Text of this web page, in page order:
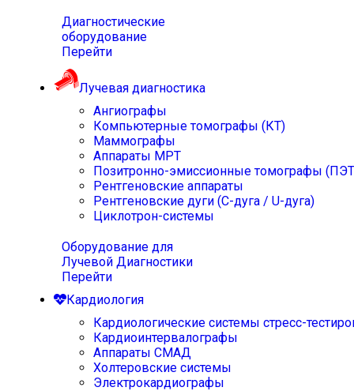
Диагностические
оборудование
Перейти
Лучевая диагностика
Ангиографы
Компьютерные томографы (КТ)
Маммографы
Аппараты МРТ
Позитронно-эмиссионные томографы
Рентгеновские аппараты
Рентгеновские дуги (С-дуга / U-дуга)
Циклотрон-системы
Оборудование для
Лучевой Диагностики
Перейти
Кардиология
Кардиологические системы стресс-
Кардиоинтервалографы
Аппараты СМАД
Холтеровские системы
Электрокардиографы